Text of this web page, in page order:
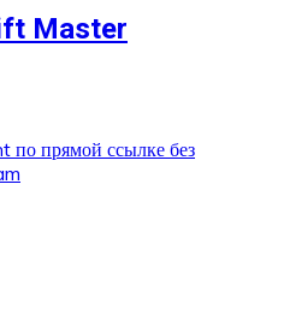
Master